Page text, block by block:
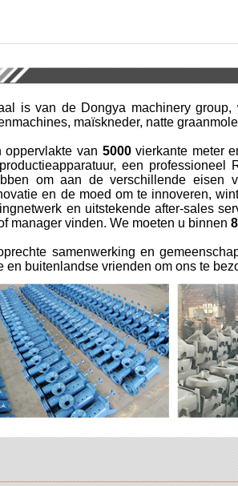
is van de Dongya machinery group,
maïskneder, natte
van 5000vierkante meter
een
om aan de verschillende eisen
en de moed om te innoveren,
en uitstekende after-sales
manager vinden. We moeten u binnen 8
samenwerking en
buitenlandse vrienden om ons te